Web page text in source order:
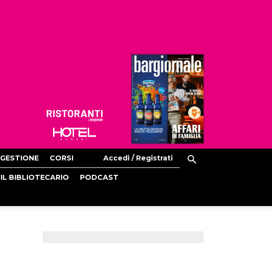
Ristoranti
Hoteldomani
GESTIONE CORSI Accedi / Registrati
IL BIBLIOTECARIO PODCAST